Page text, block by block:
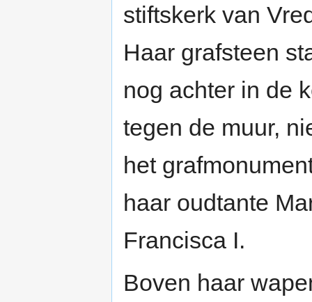
stiftskerk van
Haar grafsteen
nog achter in de
tegen de muur,
het
haar oudtante
Francisca I.
Boven haar